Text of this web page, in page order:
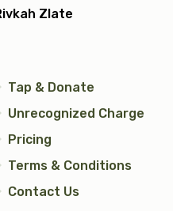
אבנט (2)
Zlate
Tap & Donate
Unrecognized Charge
Pricing
Terms & Conditions
Contact Us